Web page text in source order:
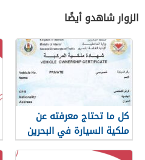
الزوار شاهدو أيضًا
كل ما تحتاج معرفته عن
ملكية السيارة في البحرين